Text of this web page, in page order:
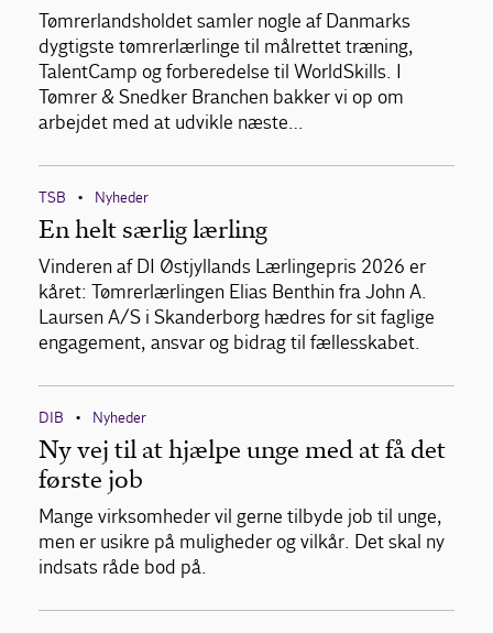
Tømrerlandsholdet samler nogle af Danmarks
dygtigste tømrerlærlinge til målrettet træning,
TalentCamp og forberedelse til WorldSkills. I
Tømrer & Snedker Branchen bakker vi op om
arbejdet med at udvikle næste…
TSB • Nyheder
En helt særlig lærling
Vinderen af DI Østjyllands Lærlingepris 2026 er
kåret: Tømrerlærlingen Elias Benthin fra John A.
Laursen A/S i Skanderborg hædres for sit faglige
engagement, ansvar og bidrag til fællesskabet.
DIB • Nyheder
Ny vej til at hjælpe unge med at få det
første job
Mange virksomheder vil gerne tilbyde job til unge,
men er usikre på muligheder og vilkår. Det skal ny
indsats råde bod på.